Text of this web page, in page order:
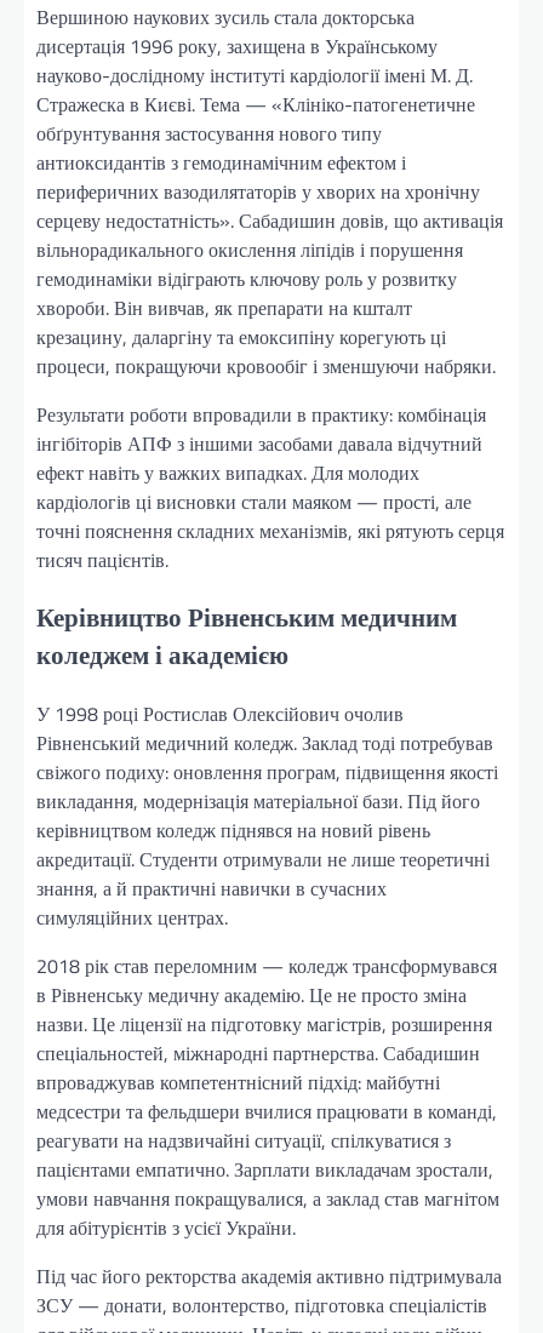
Вершиною наукових зусиль стала докторська
дисертація 1996 року, захищена в Українському
науково-дослідному інституті кардіології імені М. Д.
Стражеска в Києві. Тема — «Клініко-патогенетичне
обґрунтування застосування нового типу
антиоксидантів з гемодинамічним ефектом і
периферичних вазодилятаторів у хворих на хронічну
серцеву недостатність». Сабадишин довів, що активація
вільнорадикального окислення ліпідів і порушення
гемодинаміки відіграють ключову роль у розвитку
хвороби. Він вивчав, як препарати на кшталт
крезацину, даларгіну та емоксипіну корегують ці
процеси, покращуючи кровообіг і зменшуючи набряки.
Результати роботи впровадили в практику: комбінація
інгібіторів АПФ з іншими засобами давала відчутний
ефект навіть у важких випадках. Для молодих
кардіологів ці висновки стали маяком — прості, але
точні пояснення складних механізмів, які рятують серця
тисяч пацієнтів.
Керівництво Рівненським медичним
коледжем і академією
У 1998 році Ростислав Олексійович очолив
Рівненський медичний коледж. Заклад тоді потребував
свіжого подиху: оновлення програм, підвищення якості
викладання, модернізація матеріальної бази. Під його
керівництвом коледж піднявся на новий рівень
акредитації. Студенти отримували не лише теоретичні
знання, а й практичні навички в сучасних
симуляційних центрах.
2018 рік став переломним — коледж трансформувався
в Рівненську медичну академію. Це не просто зміна
назви. Це ліцензії на підготовку магістрів, розширення
спеціальностей, міжнародні партнерства. Сабадишин
впроваджував компетентнісний підхід: майбутні
медсестри та фельдшери вчилися працювати в команді,
реагувати на надзвичайні ситуації, спілкуватися з
пацієнтами емпатично. Зарплати викладачам зростали,
умови навчання покращувалися, а заклад став магнітом
для абітурієнтів з усієї України.
Під час його ректорства академія активно підтримувала
ЗСУ — донати, волонтерство, підготовка спеціалістів